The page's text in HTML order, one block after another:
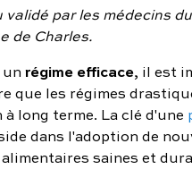
complète
65 17 33
validé par les médecins
de Charles.
régime efficace, il est
que les régimes
long terme. La clé d'une
dans l'adoption de
saines et